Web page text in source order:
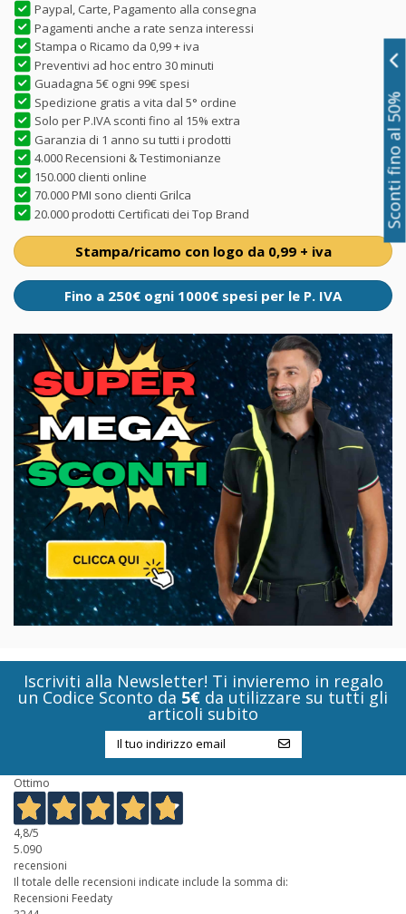
Paypal, Carte, Pagamento alla consegna
Pagamenti anche a rate senza interessi
Stampa o Ricamo da 0,99 + iva
Preventivi ad hoc entro 30 minuti
Guadagna 5€ ogni 99€ spesi
Spedizione gratis a vita dal 5° ordine
Solo per P.IVA sconti fino al 15% extra
Garanzia di 1 anno su tutti i prodotti
4.000 Recensioni & Testimonianze
150.000 clienti online
70.000 PMI sono clienti Grilca
20.000 prodotti Certificati dei Top Brand
Stampa/ricamo con logo da 0,99 + iva
Fino a 250€ ogni 1000€ spesi per le P. IVA
Iscriviti alla Newsletter! Ti invieremo in regalo
un Codice Sconto da 5€ da utilizzare su tutti gli
articoli subito
Ottimo
4,8/5
5.090
recensioni
Il totale delle recensioni indicate include la somma di:
Recensioni Feedaty
Sconti fino al 50%